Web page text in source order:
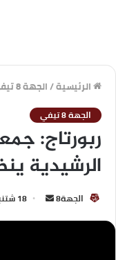
الرئيسية/الجهة 8 تيفي
الجهة 8 تيفي
ربورتاج:
الرشيدية
الجهة8 18 شتنبر، 2022